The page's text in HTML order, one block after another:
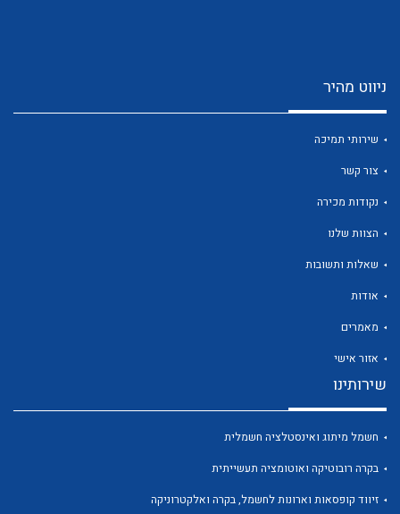
ניווט מהיר
שירותי תמיכה
צור קשר
נקודות מכירה
הצוות שלנו
שאלות ותשובות
אודות
מאמרים
אזור אישי
שירותינו
חשמל מיתוג ואינסטלציה חשמלית
בקרה רובוטיקה ואוטומציה תעשייתית
זיווד קופסאות וארונות לחשמל, בקרה ואלקטרוניקה